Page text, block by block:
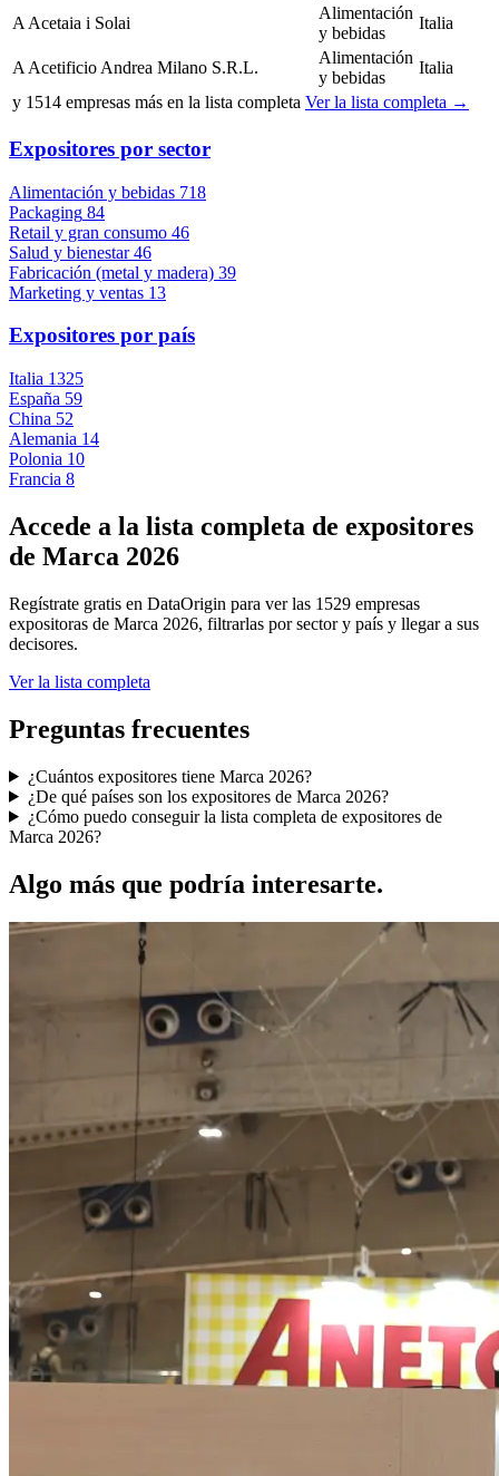
A Acetaia i Solai
Alimentación
y bebidas
Italia
A Acetificio Andrea Milano S.R.L.
Alimentación
y bebidas
Italia
y 1514 empresas más en la lista completa Ver la lista completa →
Expositores por sector
Alimentación y bebidas 718
Packaging 84
Retail y gran consumo 46
Salud y bienestar 46
Fabricación (metal y madera) 39
Marketing y ventas 13
Expositores por país
Italia 1325
España 59
China 52
Alemania 14
Polonia 10
Francia 8
Accede a la lista completa de expositores
de Marca 2026
Regístrate gratis en DataOrigin para ver las 1529 empresas
expositoras de Marca 2026, filtrarlas por sector y país y llegar a sus
decisores.
Ver la lista completa
Preguntas frecuentes
¿Cuántos expositores tiene Marca 2026?
¿De qué países son los expositores de Marca 2026?
¿Cómo puedo conseguir la lista completa de expositores de
Marca 2026?
Algo más que podría interesarte.